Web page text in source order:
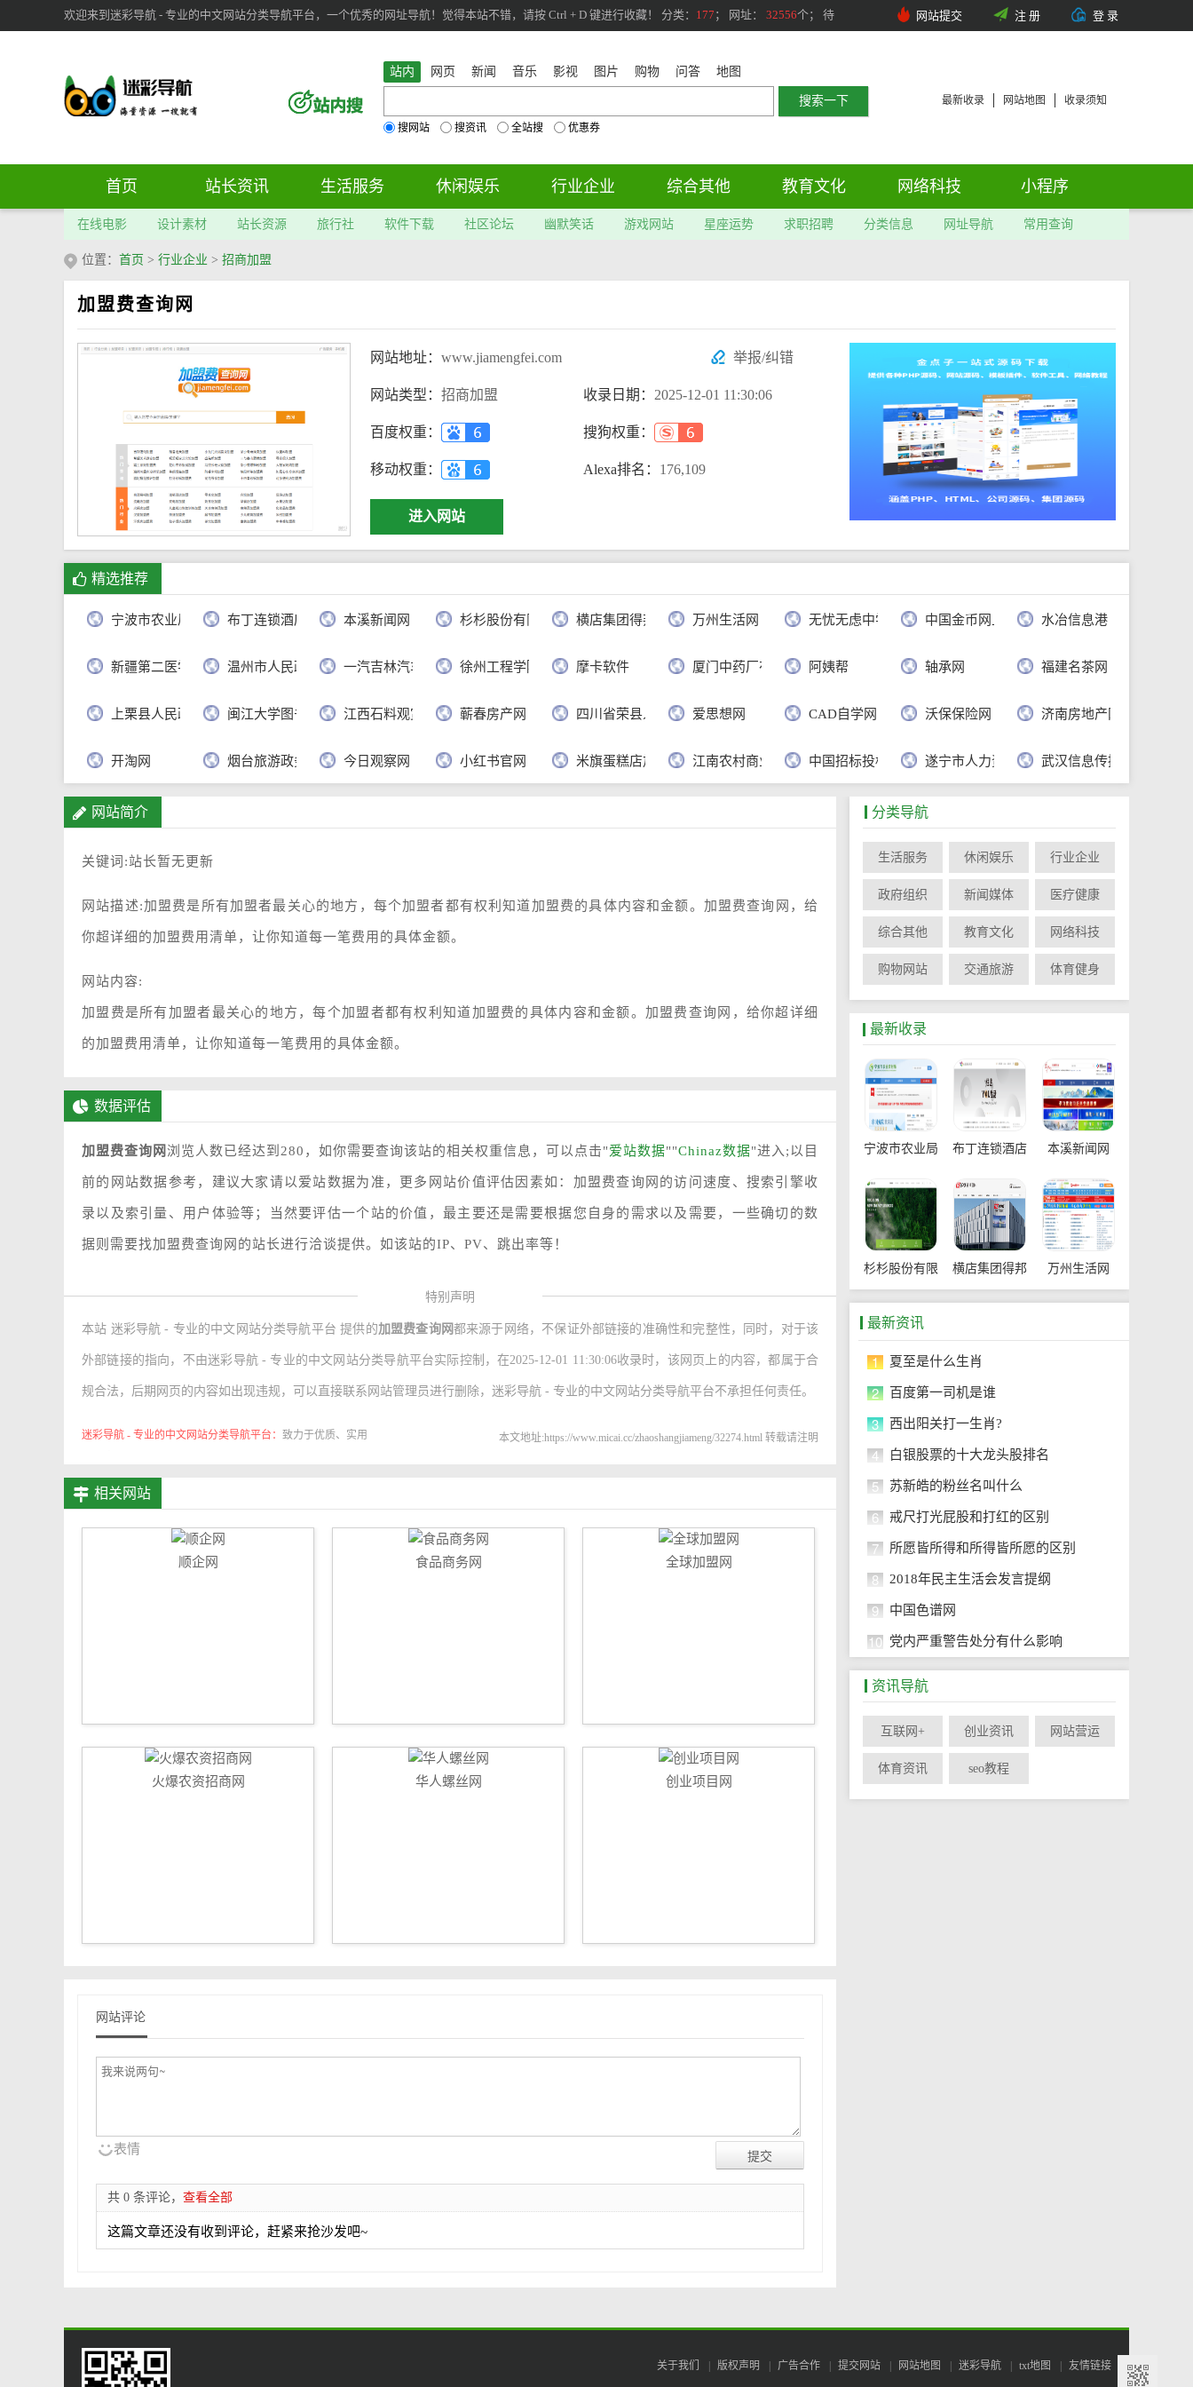
欢迎来到迷彩导航 - 专业的中文网站分类导航平台，一个优秀的网址导航！觉得本站不错，请按 Ctrl + D 键进行收藏！ 分类： 177 ； 网址： 32556个； 待
网站提交 注 册 登 录
站内 网页 新闻 音乐 影视 图片 购物 问答 地图
搜网站 搜资讯 全站搜 优惠券
最新收录 网站地图 收录须知
首页 站长资讯 生活服务 休闲娱乐 行业企业 综合其他 教育文化 网络科技 小程序
在线电影 设计素材 站长资源 旅行社 软件下载 社区论坛 幽默笑话 游戏网站 星座运势 求职招聘 分类信息 网址导航 常用查询
位置： 首页 > 行业企业 > 招商加盟
加盟费查询网
网站地址： www.jiamengfei.com 举报/纠错
网站类型： 招商加盟 收录日期： 2025-12-01 11:30:06
百度权重： 搜狗权重：
移动权重： Alexa排名： 176,109
进入网站
精选推荐
宁波市农业局 布丁连锁酒店官网 本溪新闻网 杉杉股份有限公司 横店集团得邦工程塑料有限公司
万州生活网 无忧无虑中学语文网中国金币网上商城官网水冶信息港
新疆第二医学院 温州市人民政府 一汽吉林汽车有限公司徐州工程学院 摩卡软件 厦门中药厂有限公司阿姨帮 轴承网 福建名茶网
上栗县人民政府 闽江大学图书馆 江西石料观赏网 蕲春房产网 四川省荣县人民政府爱思想网 CAD自学网 沃保保险网 济南房地产网
开淘网 烟台旅游政务网 今日观察网 小红书官网 米旗蛋糕店加盟官网江南农村商业银行 中国招标投标公共服务平台遂宁市人力资源和社会保障局武汉信息传播职业技术学
网站简介
关键词:站长暂无更新
网站描述:加盟费是所有加盟者最关心的地方，每个加盟者都有权利知道加盟费的具体内容和金额。加盟费查询网，给
你超详细的加盟费用清单，让你知道每一笔费用的具体金额。
网站内容:
加盟费是所有加盟者最关心的地方，每个加盟者都有权利知道加盟费的具体内容和金额。加盟费查询网，给你超详细
的加盟费用清单，让你知道每一笔费用的具体金额。
数据评估
加盟费查询网 浏览人数已经达到280，如你需要查询该站的相关权重信息，可以点击"爱站数据""Chinaz数据"进入;以目
前的网站数据参考，建议大家请以爱站数据为准，更多网站价值评估因素如：加盟费查询网的访问速度、搜索引擎收
录以及索引量、用户体验等；当然要评估一个站的价值，最主要还是需要根据您自身的需求以及需要，一些确切的数
据则需要找加盟费查询网的站长进行洽谈提供。如该站的IP、PV、跳出率等！
特别声明
本站 迷彩导航 - 专业的中文网站分类导航平台 提供的加盟费查询网都来源于网络，不保证外部链接的准确性和完整性，同时，对于该
外部链接的指向，不由迷彩导航 - 专业的中文网站分类导航平台实际控制，在2025-12-01 11:30:06收录时，该网页上的内容，都属于合
规合法，后期网页的内容如出现违规，可以直接联系网站管理员进行删除，迷彩导航 - 专业的中文网站分类导航平台不承担任何责任。
迷彩导航 - 专业的中文网站分类导航平台： 致力于优质、实用
本文地址:https://www.micai.cc/zhaoshangjiameng/32274.html 转载请注明
相关网站
顺企网 食品商务网 全球加盟网
火爆农资招商网 华人螺丝网 创业项目网
网站评论
表情
共 0 条评论， 查看全部
这篇文章还没有收到评论，赶紧来抢沙发吧~
分类导航
生活服务 休闲娱乐 行业企业
政府组织 新闻媒体 医疗健康
综合其他 教育文化 网络科技
购物网站 交通旅游 体育健身
最新收录
宁波市农业局 布丁连锁酒店 本溪新闻网
杉杉股份有限
公司
横店集团得邦
工程塑料有限
公司
万州生活网
最新资讯
1 夏至是什么生肖
2 百度第一司机是谁
3 西出阳关打一生肖?
4 白银股票的十大龙头股排名
5 苏新皓的粉丝名叫什么
6 戒尺打光屁股和打红的区别
7 所愿皆所得和所得皆所愿的区别
8 2018年民主生活会发言提纲
9 中国色谱网
10 党内严重警告处分有什么影响
资讯导航
互联网+ 创业资讯 网站营运
体育资讯 seo教程
关于我们 版权声明 广告合作 提交网站 网站地图 迷彩导航 txt地图 友情链接